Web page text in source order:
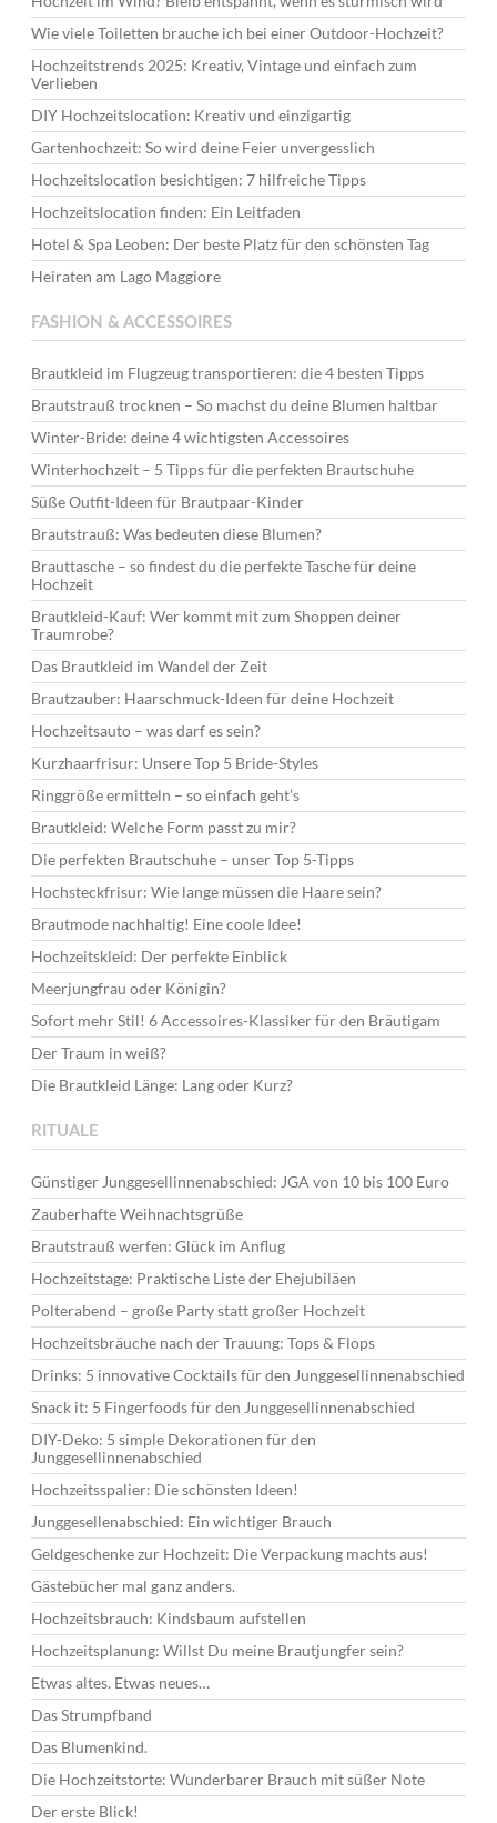
Wie viele Toiletten brauche ich bei einer Outdoor-Hochzeit?
Hochzeitstrends 2025: Kreativ, Vintage und einfach zum
Verlieben
DIY Hochzeitslocation: Kreativ und einzigartig
Gartenhochzeit: So wird deine Feier unvergesslich
Hochzeitslocation besichtigen: 7 hilfreiche Tipps
Hochzeitslocation finden: Ein Leitfaden
Hotel & Spa Leoben: Der beste Platz für den schönsten Tag
Heiraten am Lago Maggiore
FASHION & ACCESSOIRES
Brautkleid im Flugzeug transportieren: die 4 besten Tipps
Brautstrauß trocknen – So machst du deine Blumen haltbar
Winter-Bride: deine 4 wichtigsten Accessoires
Winterhochzeit – 5 Tipps für die perfekten Brautschuhe
Süße Outfit-Ideen für Brautpaar-Kinder
Brautstrauß: Was bedeuten diese Blumen?
Brauttasche – so findest du die perfekte Tasche für deine
Hochzeit
Brautkleid-Kauf: Wer kommt mit zum Shoppen deiner
Traumrobe?
Das Brautkleid im Wandel der Zeit
Brautzauber: Haarschmuck-Ideen für deine Hochzeit
Hochzeitsauto – was darf es sein?
Kurzhaarfrisur: Unsere Top 5 Bride-Styles
Ringgröße ermitteln – so einfach geht’s
Brautkleid: Welche Form passt zu mir?
Die perfekten Brautschuhe – unser Top 5-Tipps
Hochsteckfrisur: Wie lange müssen die Haare sein?
Brautmode nachhaltig! Eine coole Idee!
Hochzeitskleid: Der perfekte Einblick
Meerjungfrau oder Königin?
Sofort mehr Stil! 6 Accessoires-Klassiker für den Bräutigam
Der Traum in weiß?
Die Brautkleid Länge: Lang oder Kurz?
RITUALE
Günstiger Junggesellinnenabschied: JGA von 10 bis 100 Euro
Zauberhafte Weihnachtsgrüße
Brautstrauß werfen: Glück im Anflug
Hochzeitstage: Praktische Liste der Ehejubiläen
Polterabend – große Party statt großer Hochzeit
Hochzeitsbräuche nach der Trauung: Tops & Flops
Drinks: 5 innovative Cocktails für den Junggesellinnenabschied
Snack it: 5 Fingerfoods für den Junggesellinnenabschied
DIY-Deko: 5 simple Dekorationen für den
Junggesellinnenabschied
Hochzeitsspalier: Die schönsten Ideen!
Junggesellenabschied: Ein wichtiger Brauch
Geldgeschenke zur Hochzeit: Die Verpackung machts aus!
Gästebücher mal ganz anders.
Hochzeitsbrauch: Kindsbaum aufstellen
Hochzeitsplanung: Willst Du meine Brautjungfer sein?
Etwas altes. Etwas neues…
Das Strumpfband
Das Blumenkind.
Die Hochzeitstorte: Wunderbarer Brauch mit süßer Note
Der erste Blick!